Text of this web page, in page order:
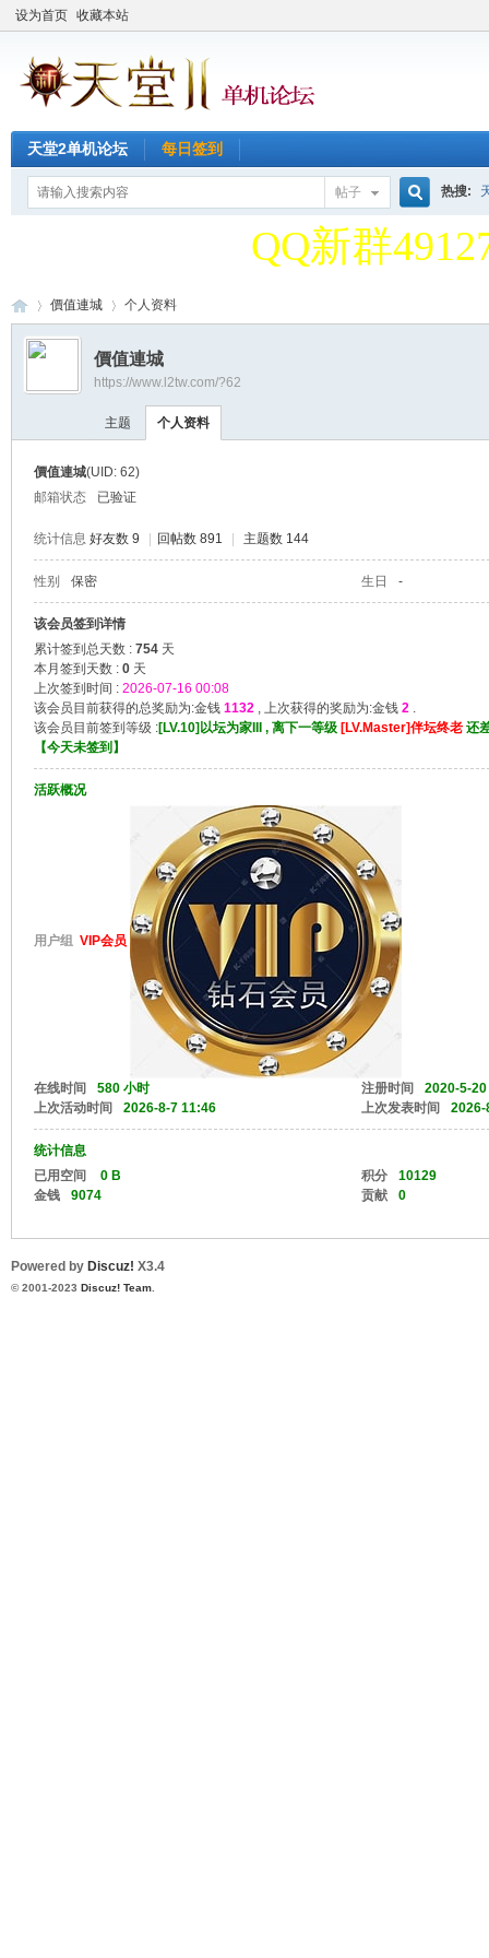
设为首页 收藏本站
天堂2单机论坛 每日签到
帖子 热搜:
天堂2单机
QQ新群
天堂2单机
机
›
價值連城 个人资料
價值連城
https://www.l2tw.com/?62
主题 个人资料
價值連城(UID: 62)
邮箱状态
已验证
统计信息 好友数 9 回帖数 891 主题数 144
性别 保密 生日 -
该会员签到详情
累计签到总天数 : 754 天
本月签到天数 : 0 天
上次签到时间 : 2026-07-16 00:08
该会员目前获得的总奖励为:金钱 1132 , 上次获得的奖励为:金钱 2 .
该会员目前签到等级 :[LV.10]以坛为家III , 离下一等级 [LV.Master]伴坛终老 还
【今天未签到 】
活跃概况
用户组 VIP会员
在线时间 580 小时 注册时间
2020-5-
上次活动时间
2026-8-7 11:46 上次发表时间 2026-
统计信息
已用空间
0 B 积分
10129
金钱
9074 贡献 0
Powered by Discuz! X3.4
© 2001-2023 Discuz! Team